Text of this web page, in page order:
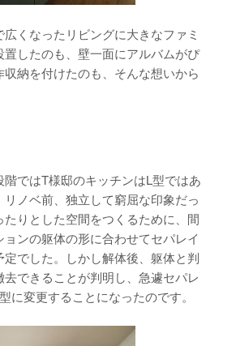
くなったリビングに大きなファミ
置したのも、壁一面にアルバムがぴ
収納を付けたのも、そんな想いから
ではT様邸のキッチンはL型ではあ
リノベ前、独立して窮屈な印象だっ
たりとした空間をつくるために、間
ンの躯体の形に合わせてセパレイ
定でした。しかし解体後、躯体と判
できることが判明し、急遽セパレ
に変更することになったのです。